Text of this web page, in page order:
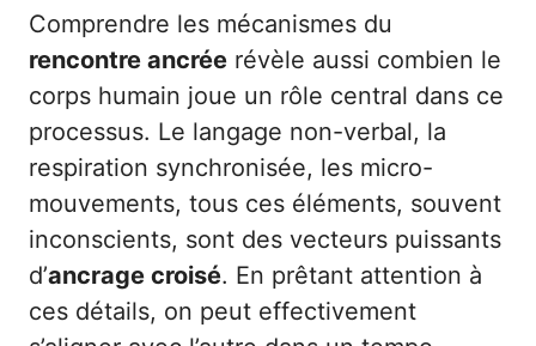
Comprendre les mécanismes du
rencontre ancrée révèle aussi combien le
corps humain joue un rôle central dans ce
processus. Le langage non-verbal, la
respiration synchronisée, les micro-
mouvements, tous ces éléments, souvent
inconscients, sont des vecteurs puissants
d’ancrage croisé. En prêtant attention à
ces détails, on peut effectivement